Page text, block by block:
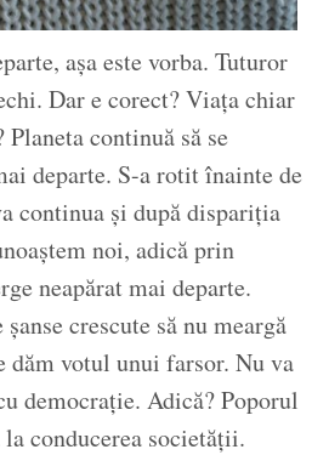
așa este vorba. Tuturor
Dar e corect? Viața chiar
continuă să se
departe. S-a rotit înainte de
continua și după dispariția
noi, adică prin
neapărat mai departe.
crescute să nu meargă
dăm votul unui farsor. Nu va
democrație. Adică? Poporul
conducerea societății.